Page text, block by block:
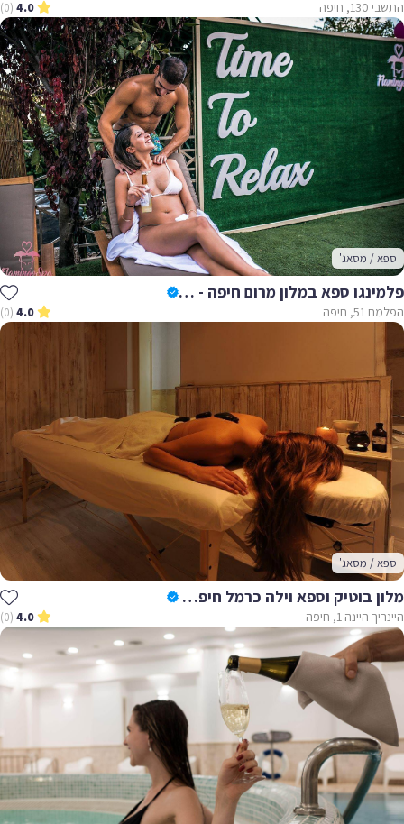
התשבי 130, חיפה 4.0
(0)
ספא / מסאג'
פלמינגו ספא במלון מרום חיפה - Flamingo Spa
הפלמח 51, חיפה 4.0
(0)
ספא / מסאג'
מלון בוטיק וספא וילה כרמל חיפה - Villa Carmel
היינריך היינה 1, חיפה 4.0
(0)